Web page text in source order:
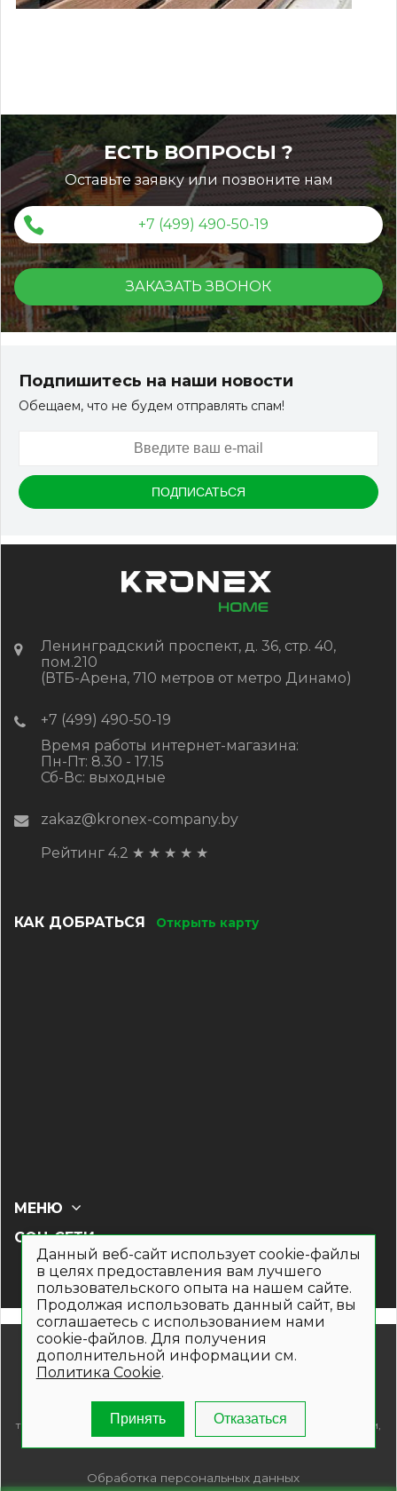
150*25*3000 мм
КУПИТЬ
ЕСТЬ ВОПРОСЫ ?
Оставьте заявку или позвоните нам
+7 (499) 490-50-19
ЗАКАЗАТЬ ЗВОНОК
Подпишитесь на наши новости
Обещаем, что не будем отправлять спам!
Ленинградский проспект, д. 36, стр. 40,
пом.210
(ВТБ-Арена, 710 метров от метро Динамо)
+7 (499) 490-50-19
Время работы интернет-магазина:
Пн-Пт: 8.30 - 17.15
Сб-Вс: выходные
zakaz@kronex-company.by
Рейтинг 4.2 ★ ★ ★ ★ ★
КАК ДОБРАТЬСЯ Открыть карту
СОЦ СЕТИ
МЕНЮ
© 2019- 2026. Общество с ограниченной ответственностью
«Кронекс»
Информация на сайте носит рекламно-информационный
товаров и (или) услуг , пожалуйста, обращайтесь по телефонам,
указанным на сайте.
Обработка персональных данных
Данный веб-сайт использует cookie-файлы
в целях предоставления вам лучшего
пользовательского опыта на нашем сайте.
Продолжая использовать данный сайт, вы
соглашаетесь с использованием нами
cookie-файлов. Для получения
дополнительной информации см.
Политика Cookie.
Принять Отказаться